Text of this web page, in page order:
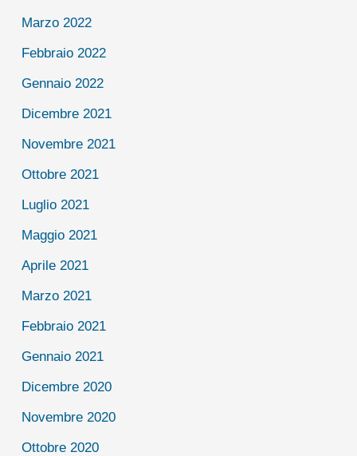
Marzo 2022
Febbraio 2022
Gennaio 2022
Dicembre 2021
Novembre 2021
Ottobre 2021
Luglio 2021
Maggio 2021
Aprile 2021
Marzo 2021
Febbraio 2021
Gennaio 2021
Dicembre 2020
Novembre 2020
Ottobre 2020